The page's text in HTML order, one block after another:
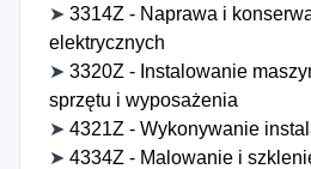
➤ 3314Z - Naprawa i
elektrycznych
➤ 3320Z - Instalowanie
sprzętu i wyposażenia
➤ 4321Z - Wykonywanie
➤ 4334Z - Malowanie i